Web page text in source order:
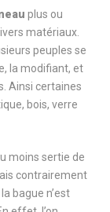
plus ou
matériaux.
peuples se
la modifiant, et
Ainsi certaines
bois, verre
moins sertie de
contrairement
bague n’est